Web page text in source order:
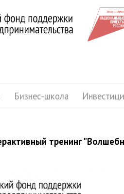
Бизнес-школа
тренинг